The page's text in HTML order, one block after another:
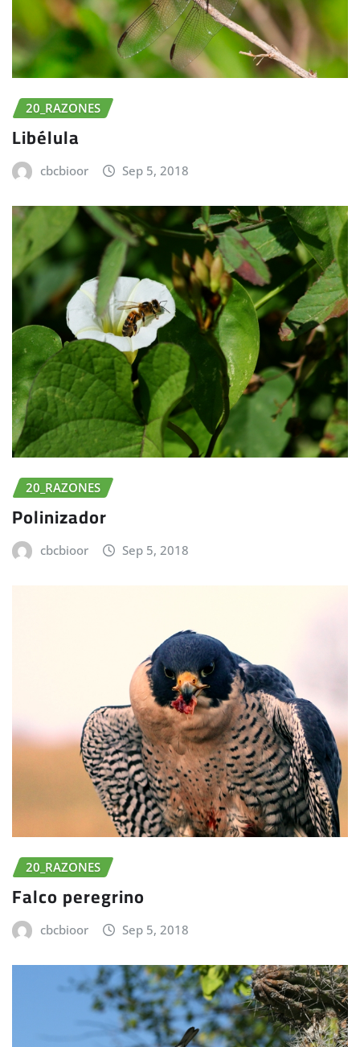
20_RAZONES
Libélula
cbcbioor Sep 5, 2018
20_RAZONES
Polinizador
cbcbioor Sep 5, 2018
20_RAZONES
Falco peregrino
cbcbioor Sep 5, 2018